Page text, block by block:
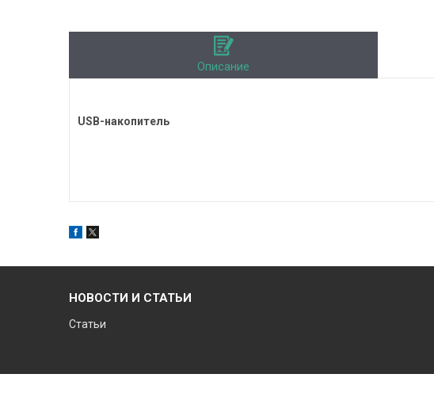
Описание
USB-накопитель
НОВОСТИ И СТАТЬИ
Статьи